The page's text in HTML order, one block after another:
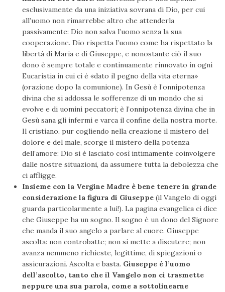
esclusivamente da una iniziativa sovrana di Dio, per cui
all’uomo non rimarrebbe altro che attenderla
passivamente: Dio non salva l’uomo senza la sua
cooperazione. Dio rispetta l’uomo come ha rispettato la
libertà di Maria e di Giuseppe, e nonostante ciò il suo
dono è sempre totale e continuamente rinnovato in ogni
Eucaristia in cui ci è «dato il pegno della vita eterna»
(orazione dopo la comunione). In Gesù è l’onnipotenza
divina che si addossa le sofferenze di un mondo che si
evolve e di uomini peccatori; è l’onnipotenza divina che in
Gesù sana gli infermi e varca il confine della nostra morte.
Il cristiano, pur cogliendo nella creazione il mistero del
dolore e del male, scorge il mistero della potenza
dell’amore: Dio si è lasciato così intimamente coinvolgere
dalle nostre situazioni, da assumere tutta la debolezza che
ci affligge.
Insieme con la Vergine Madre è bene tenere in grande
considerazione la figura di Giuseppe (il Vangelo di oggi
guarda particolarmente a lui!). La pagina evangelica ci dice
che Giuseppe ha un sogno. Il sogno è un dono del Signore
che manda il suo angelo a parlare al cuore. Giuseppe
ascolta: non controbatte; non si mette a discutere; non
avanza nemmeno richieste, legittime, di spiegazioni o
assicurazioni. Ascolta e basta. Giuseppe è l’uomo
dell’ascolto, tanto che il Vangelo non ci trasmette
neppure una sua parola, come a sottolinearne